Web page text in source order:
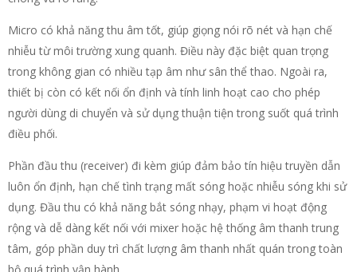
Micro có khả năng thu âm tốt, giúp giọng nói rõ nét và hạn chế
nhiễu từ môi trường xung quanh. Điều này đặc biệt quan trọng
trong không gian có nhiều tạp âm như sân thể thao. Ngoài ra,
thiết bị còn có kết nối ổn định và tính linh hoạt cao cho phép
người dùng di chuyển và sử dụng thuận tiện trong suốt quá trình
điều phối.
Phần đầu thu (receiver) đi kèm giúp đảm bảo tín hiệu truyền dẫn
luôn ổn định, hạn chế tình trạng mất sóng hoặc nhiễu sóng khi sử
dụng. Đầu thu có khả năng bắt sóng nhạy, phạm vi hoạt động
rộng và dễ dàng kết nối với mixer hoặc hệ thống âm thanh trung
tâm, góp phần duy trì chất lượng âm thanh nhất quán trong toàn